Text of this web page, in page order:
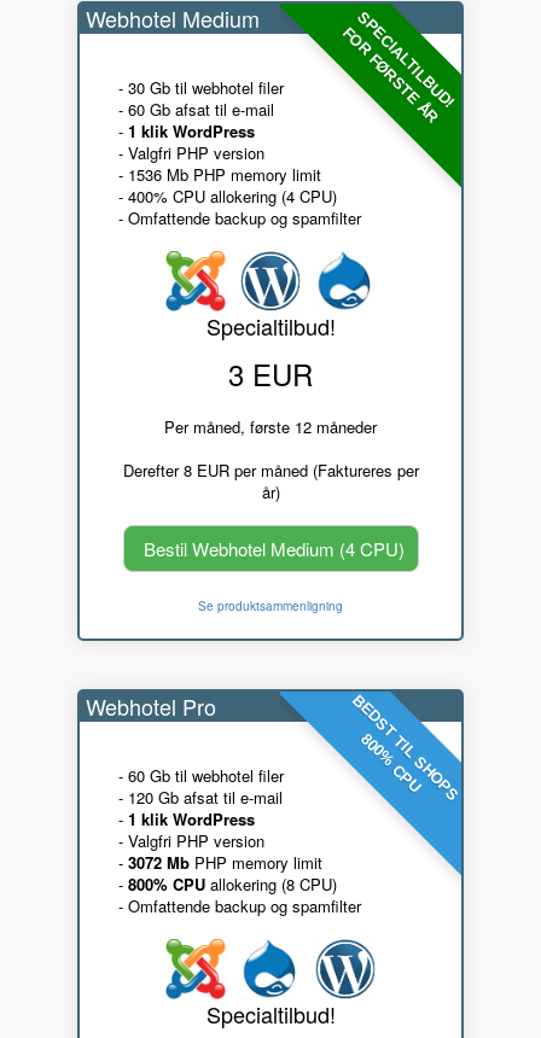
SPECIALTILBUD!
FOR FØRSTE ÅR
Webhotel Medium
- 30 Gb til webhotel filer
- 60 Gb afsat til e-mail
- 1 klik WordPress
- Valgfri PHP version
- 1536 Mb PHP memory limit
- 400% CPU allokering (4 CPU)
- Omfattende backup og spamfilter
Specialtilbud!
3 EUR
Per måned, første 12 måneder
Derefter 8 EUR per måned (Faktureres per
år)
Bestil Webhotel Medium (4 CPU)
Se produktsammenligning
BEDST TIL SHOPS
800% CPU
Webhotel Pro
- 60 Gb til webhotel filer
- 120 Gb afsat til e-mail
- 1 klik WordPress
- Valgfri PHP version
- 3072 Mb PHP memory limit
- 800% CPU allokering (8 CPU)
- Omfattende backup og spamfilter
Specialtilbud!